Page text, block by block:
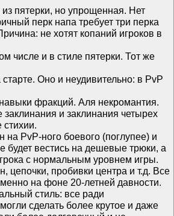
пятерки, но упрощенная. Нет
перк напа требует три перка
не хотят копаний игроков в
числе и в стиле пятерки. Тот же
Оно и неудивительно: в PvP
фракций. Аля некромантия.
и заклинания четырех
на PvP-ного боевого (поглупее) и
будет вестись на дешевые трюки, а
с нормальным уровнем игры.
цепочки, пробивки центра и т.д. Все
на фоне 20-летней давности.
стиль: все ради
сделать более крутое и даже